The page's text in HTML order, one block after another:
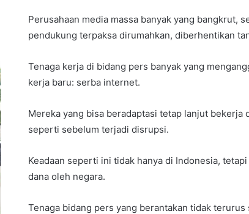
Perusahaan media massa banyak yang bangkrut,
pendukung terpaksa dirumahkan, diberhentikan
Tenaga kerja di bidang pers banyak yang
kerja baru: serba internet.
Mereka yang bisa beradaptasi tetap lanjut
seperti sebelum terjadi disrupsi.
Keadaan seperti ini tidak hanya di Indonesia,
dana oleh negara.
Tenaga bidang pers yang berantakan tidak